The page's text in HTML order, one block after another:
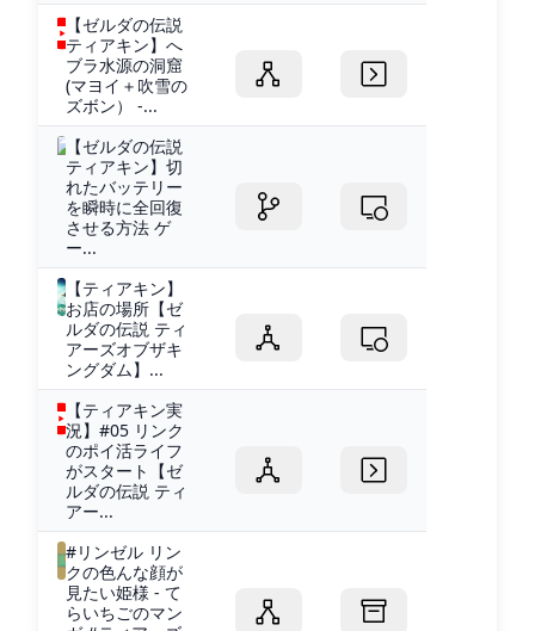
【ゼルダの伝説
ティアキン】へ
ブラ水源の洞窟
(マヨイ＋吹雪の
ズボン） -...
【ゼルダの伝説
ティアキン】切
れたバッテリー
を瞬時に全回復
させる方法 ゲ
ー...
【ティアキン】
お店の場所【ゼ
ルダの伝説 ティ
アーズオブザキ
ングダム】...
【ティアキン実
況】#05 リンク
のポイ活ライフ
がスタート【ゼ
ルダの伝説 ティ
アー...
#リンゼル リン
クの色んな顔が
見たい姫様 - て
らいちごのマン